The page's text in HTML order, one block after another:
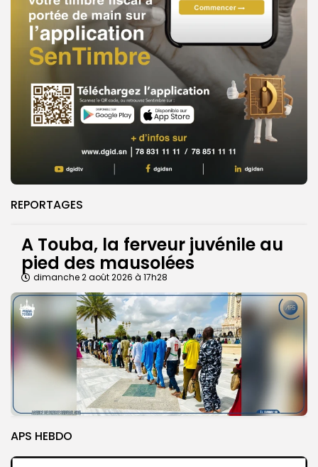
REPORTAGES
A Touba, la ferveur juvénile au
pied des mausolées
dimanche 2 août 2026 à 17h28
APS HEBDO